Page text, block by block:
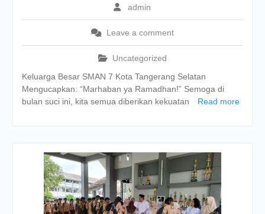
admin
Leave a comment
Uncategorized
Keluarga Besar SMAN 7 Kota Tangerang Selatan
Mengucapkan: “Marhaban ya Ramadhan!” Semoga di
bulan suci ini, kita semua diberikan kekuatan
Read more